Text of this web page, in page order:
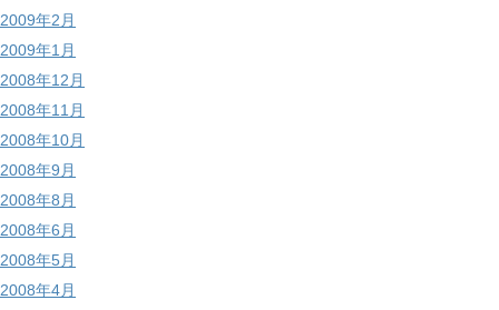
2009年2月
2009年1月
2008年12月
2008年11月
2008年10月
2008年9月
2008年8月
2008年6月
2008年5月
2008年4月